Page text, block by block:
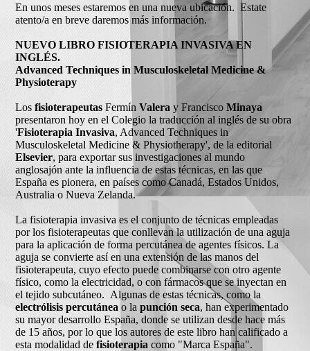
En unos meses estaremos en una nueva ubicación. Estate
atento/a en breve daremos más información.
NUEVO LIBRO FISIOTERAPIA INVASIVA EN
INGLÉS.
Advanced Techniques in Musculoskeletal Medicine &
Physioterapy
LosfisioterapeutasFermínValeray FranciscoMinaya
presentaron hoy en el Colegio la traducción al inglés de su obra
'Fisioterapia Invasiva, Advanced Techniques in
Musculoskeletal Medicine & Physiotherapy', de la editorial
Elsevier, para exportar sus investigaciones al mundo
anglosajón ante la influencia de estas técnicas, en las que
España es pionera, en países como Canadá, Estados Unidos,
Australia o Nueva Zelanda.
La fisioterapia invasiva es el conjunto de técnicas empleadas
por los fisioterapeutas que conllevan la utilización de una aguja
para la aplicación de forma percutánea de agentes físicos. La
aguja se convierte así en una extensión de las manos del
fisioterapeuta, cuyo efecto puede combinarse con otro agente
físico, como la electricidad, o con fármacos que se inyectan en
el tejido subcutáneo. Algunas de estas técnicas, como la
electrólisis percutánea o lapunción seca, han experimentado
su mayor desarrollo España, donde se utilizan desde hace más
de 15 años, por lo que los autores de este libro han calificado a
esta modalidad defisioterapiacomo "Marca España".